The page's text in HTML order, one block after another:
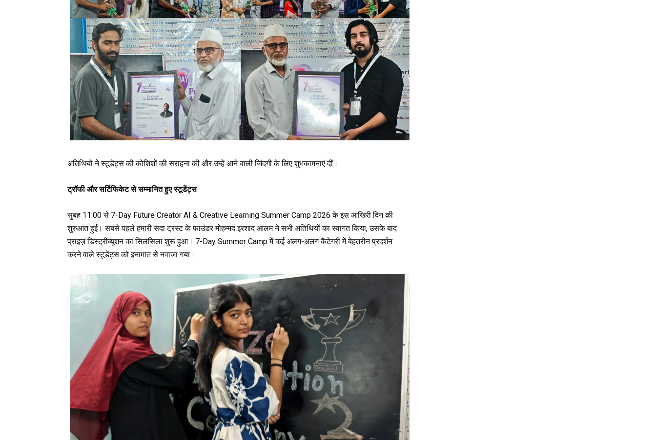
अतिथियों ने स्टूडेंट्स की कोशिशों की सराहना की और उन्हें आने वाली जिंदगी के लिए शुभकामनाएं दीं।
ट्रॉफी और सर्टिफिकेट से सम्मानित हुए स्टूडेंट्स
सुबह 11:00 से 7-Day Future Creator AI & Creative Learning Summer Camp 2026 के इस आखिरी दिन की
शुरुआत हुई। सबसे पहले हमारी सदा ट्रस्ट के फाउंडर मोहम्मद इरशाद आलम ने सभी अतिथियों का स्वागत किया, उसके बाद
प्राइज़ डिस्ट्रीब्यूशन का सिलसिला शुरू हुआ। 7-Day Summer Camp में कई अलग-अलग कैटेगरी में बेहतरीन प्रदर्शन
करने वाले स्टूडेंट्स को इनामात से नवाजा गया।